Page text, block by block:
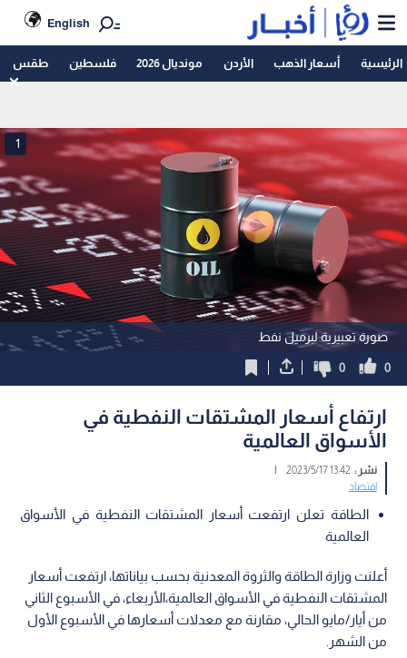
English
الرئيسية أسعار الذهب الأردن مونديال 2026 فلسطين طقس
صورة تعبيرية لبرميل نفط
1
0
0
ارتفاع أسعار المشتقات النفطية في
الأسواق العالمية
نشر :13:42 2023/5/17
|
اقتصاد
الطاقة تعلن ارتفعت أسعار المشتقات النفطية في الأسواق
العالمية
أعلنت وزارة الطاقة والثروة المعدنية بحسب بياناتها، ارتفعت أسعار
المشتقات النفطية في الأسواق العالمية،الأربعاء، في الأسبوع الثاني
من أيار/مايو الحالي، مقارنة مع معدلات أسعارها في الأسبوع الأول
من الشهر.